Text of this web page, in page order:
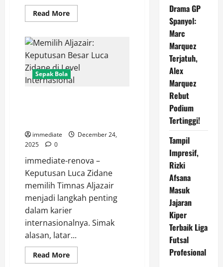
Read MoreRead
more
Herdman
Pelatih
Baru
Indonesia:
Babak
Baru
Sepak Bola
immediate
December 24,
2025
0
immediate-renova –
Keputusan Luca Zidane
memilih Timnas Aljazair
menjadi langkah penting
dalam karier
internasionalnya. Simak
alasan, latar...
Read MoreRead
more
Drama GP
Spanyol:
Marc
Marquez
Terjatuh,
Alex
Marquez
Rebut
Podium
Tertinggi!
Tampil
Impresif,
Rizki
Afsana
Masuk
Jajaran
Kiper
Terbaik Liga
Futsal
Profesional